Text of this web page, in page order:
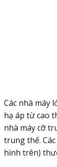
Các nhà máy
hạ áp từ cao
nhà máy cỡ
trung thế.
hình trên)